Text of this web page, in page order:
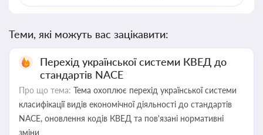
Теми, які можуть вас зацікавити:
Перехід української системи КВЕД до
стандартів NACE
Про що тема: Тема охоплює перехід української системи
класифікації видів економічної діяльності до стандартів
NACE, оновлення кодів КВЕД та пов'язані нормативні
зміни